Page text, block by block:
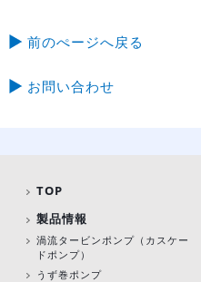
前のぺージへ戻る
お問い合わせ
TOP
製品情報
渦流タービンポンプ （カスケー
ドポンプ）
うず巻ポンプ